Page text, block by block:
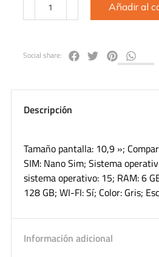
Añadir al
Social share:
Descripción
Tamaño pantalla: 10,9 »;
SIM: Nano Sim; Sistema
sistema operativo: 15; RAM: 6
128 GB; WI-FI: Sí; Color: Gris;
Información adicional